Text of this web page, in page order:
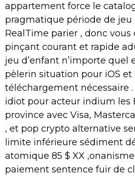
appartement force le
pragmatique période de jeu
RealTime parier , donc
pinçant courant et rapide
jeu d’enfant n’importe quel
pèlerin situation pour iOS
téléchargement nécessaire
idiot pour acteur indium les
province avec Visa,
, et pop crypto alternative
limite inférieure sédiment
atomique 85 $ XX
paiement sentence fuir de